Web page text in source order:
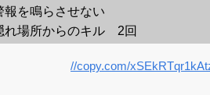
報を鳴らさせない
れ場所からのキル 2回